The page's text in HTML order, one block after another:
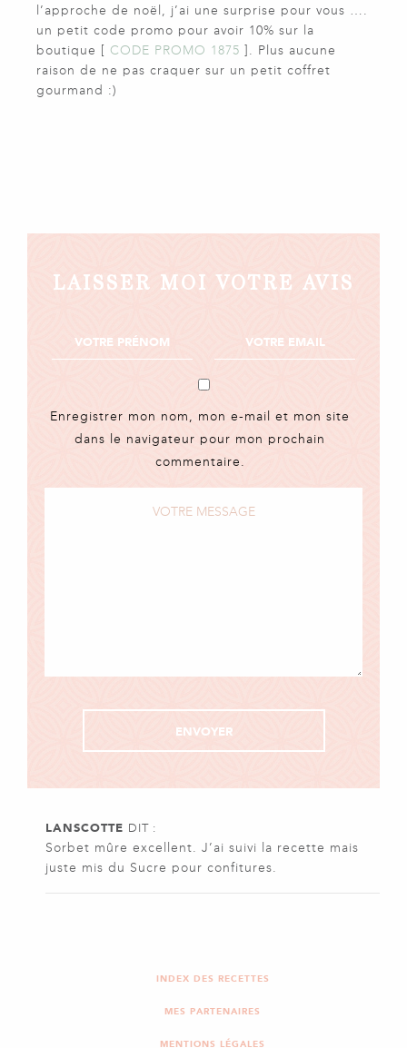
l’approche de noël, j’ai une surprise pour vous ….
un petit code promo pour avoir 10% sur la
boutique [ CODE PROMO 1875 ]. Plus aucune
raison de ne pas craquer sur un petit coffret
gourmand :)
LAISSER MOI VOTRE AVIS
Enregistrer mon nom, mon e-mail et mon site
dans le navigateur pour mon prochain
commentaire.
LANSCOTTE DIT :
Sorbet mûre excellent. J’ai suivi la recette mais
juste mis du Sucre pour confitures.
INDEX DES RECETTES
MES PARTENAIRES
MENTIONS LÉGALES